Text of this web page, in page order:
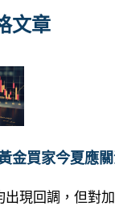
文章
金買家今夏應
現回調，但對